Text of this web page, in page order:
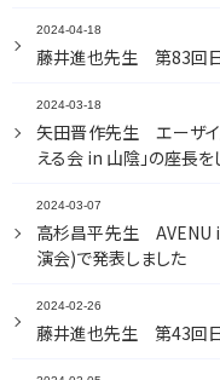
2024-04-18
藤井進也先生 第83回
2024-03-18
矢田晋作先生 エーザイ
える会 in 山陰」の座長を
2024-03-07
高杉昌平先生 AVENU
演会)で発表しました
2024-02-26
藤井進也先生 第43回